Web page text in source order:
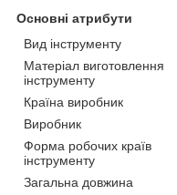
Основні атрибути
Вид інструменту
Матеріал виготовлення
інструменту
Країна виробник
Виробник
Форма робочих країв
інструменту
Загальна довжина